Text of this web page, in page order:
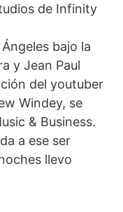
de Infinity
bajo la
y Jean Paul
del youtuber
Windey, se
& Business.
a ese ser
llevo